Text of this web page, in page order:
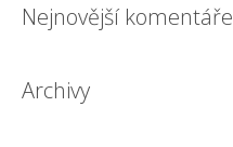
Nejnovější komentáře
Archivy